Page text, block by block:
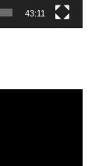
43:11